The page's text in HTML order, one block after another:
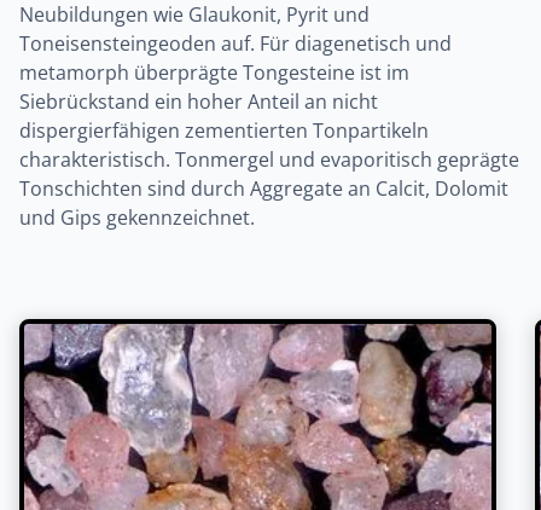
Neubildungen wie Glaukonit, Pyrit und
Toneisensteingeoden auf. Für diagenetisch und
metamorph überprägte Tongesteine ist im
Siebrückstand ein hoher Anteil an nicht
dispergierfähigen zementierten Tonpartikeln
charakteristisch. Tonmergel und evaporitisch geprägte
Tonschichten sind durch Aggregate an Calcit, Dolomit
und Gips gekennzeichnet.